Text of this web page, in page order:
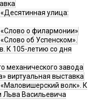
улица:
о филармонии»
об Успенском».
К 105-летию со дня
механического завода
виртуальная выставка
волк». К
Льва Васильевича